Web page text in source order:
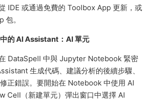
IDE 或通過免費的 Toolbox App 更新，或
。
的 AI Assistant：AI 單元
DataSpell 中與 Jupyter Notebook 緊密
生成代碼、建議分析的後續步驟、
正錯誤。要開始在 Notebook 中使用 AI
Cell（新建單元）彈出窗口中選擇 AI